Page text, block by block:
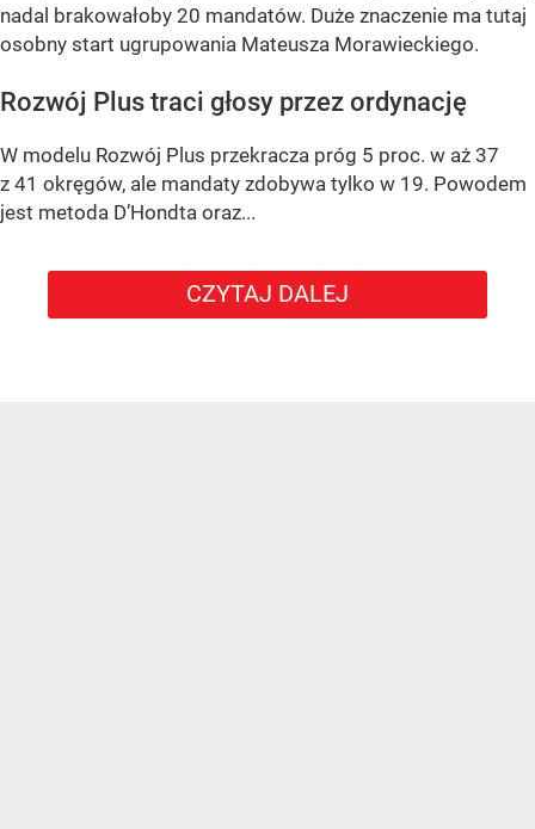
nadal brakowałoby 20 mandatów. Duże znaczenie ma tutaj
osobny start ugrupowania Mateusza Morawieckiego.
Rozwój Plus traci głosy przez ordynację
W modelu Rozwój Plus przekracza próg 5 proc. w aż 37
z 41 okręgów, ale mandaty zdobywa tylko w 19. Powodem
jest metoda D’Hondta oraz...
CZYTAJ DALEJ